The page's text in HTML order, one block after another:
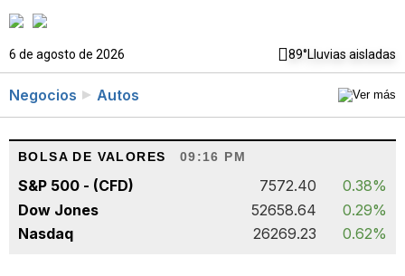
6 de agosto de 2026 89°Lluvias aisladas
Negocios Autos
BOLSA DE VALORES 09:16 PM
S&P 500 - (CFD) 7572.40
0.38%
Dow Jones
52658.64
0.29%
Nasdaq
26269.23 0.62%